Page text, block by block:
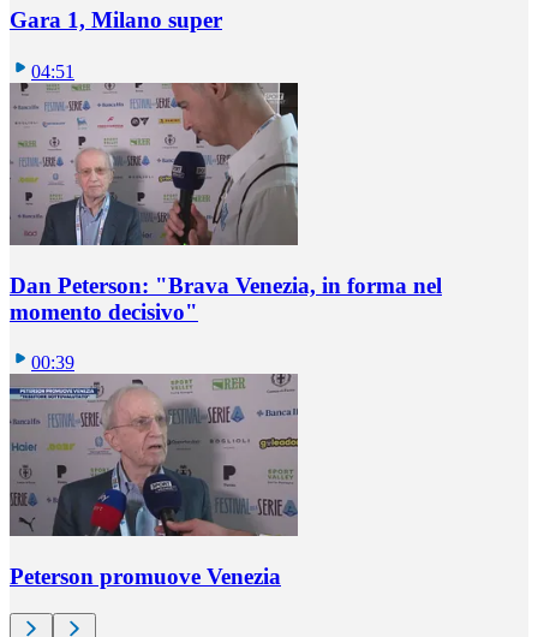
Gara 1, Milano super
04:51
Dan Peterson: "Brava Venezia, in forma nel
momento decisivo"
00:39
Peterson promuove Venezia